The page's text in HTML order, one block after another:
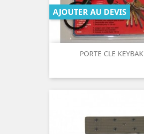
PORTE CLE KEYBAK
AJOUTER AU DEVIS